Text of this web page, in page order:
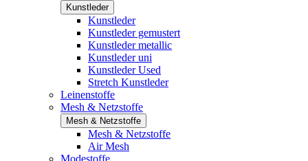
Kunstleder
Kunstleder
Kunstleder gemustert
Kunstleder metallic
Kunstleder uni
Kunstleder Used
Stretch Kunstleder
Leinenstoffe
Mesh & Netzstoffe
Mesh & Netzstoffe
Mesh & Netzstoffe
Air Mesh
Modestoffe